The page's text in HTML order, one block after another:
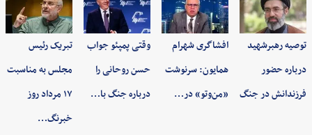
توصیه رهبرشهید
درباره حضور
فرزندانش در جنگ
افشاگری شهرام
همایون: سرنوشت
«من‌وتو» در…
وقتی پمپئو جواب
حسن روحانی را
درباره جنگ با…
تبریک رئیس
مجلس به مناسبت
۱۷ مرداد روز
خبرنگ…